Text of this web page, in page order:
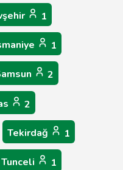
1
1
2
2
Tekirdağ 1
Tunceli 1